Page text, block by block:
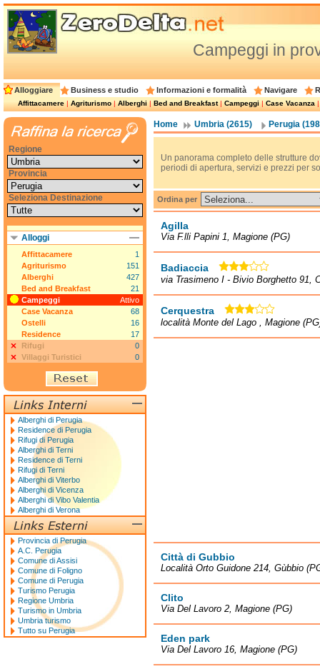
Campeggi in
Alloggiare Business e studio Informazioni e formalità Navigare
Affittacamere|Agriturismo|Alberghi|Bed and Breakfast|Campeggi|Case Vacanza
Home Umbria (2615) Perugia
Un panorama completo delle strutture
periodi di apertura, servizi e prezzi per
Ordina per
Agilla
Via F.lli Papini 1, Magione (PG)
Badiaccia
via Trasimeno I - Bivio Borghetto 91,
Cerquestra
località Monte del Lago , Magione
Città di Gubbio
Località Orto Guidone 214, Gùbbio
Clito
Via Del Lavoro 2, Magione (PG)
Eden park
Via Del Lavoro 16, Magione (PG)
Regione
Provincia
Seleziona Destinazione
Alloggi
Affittacamere
1
Agriturismo
151
Alberghi
427
Bed and Breakfast
21
Campeggi
Attivo
Case Vacanza
68
Ostelli
16
Residence
17
Rifugi
0
Villaggi Turistici
0
Alberghi di Perugia
Residence di Perugia
Rifugi di Perugia
Alberghi di Terni
Residence di Terni
Rifugi di Terni
Alberghi di Viterbo
Alberghi di Vicenza
Alberghi di Vibo Valentia
Alberghi di Verona
Provincia di Perugia
A.C. Perugia
Comune di Assisi
Comune di Foligno
Comune di Perugia
Turismo Perugia
Regione Umbria
Turismo in Umbria
Umbria turismo
Tutto su Perugia